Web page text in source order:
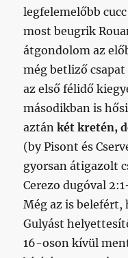
legfelemelőbb
most beugrik
átgondolom az
még betliző
az első félidő
másodikban is
aztánkét kretén,
(by Pisont és
gyorsan átigazolt
Cerezo dugóval
Még az is belefért,
Gulyást
16-oson kívül